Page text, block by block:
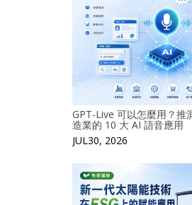
GPT-Live 可以怎麼用？推
造業的 10 大 AI 語音應用
JUL30, 2026